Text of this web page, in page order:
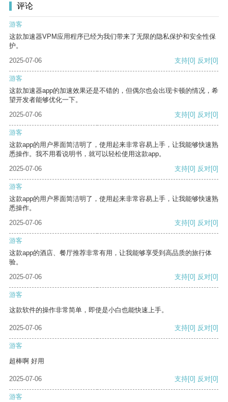
评论
游客
这款加速器VPM应用程序已经为我们带来了无限的隐私保护和安全性保
护。
2025-07-06
支持[0] 反对[0]
游客
这款加速器app的加速效果还是不错的，但偶尔也会出现卡顿的情况，希
望开发者能够优化一下。
2025-07-06
支持[0] 反对[0]
游客
这款app的用户界面简洁明了，使用起来非常容易上手，让我能够快速熟
悉操作。我不用看说明书，就可以轻松使用这款app。
2025-07-06
支持[0] 反对[0]
游客
这款app的用户界面简洁明了，使用起来非常容易上手，让我能够快速熟
悉操作。
2025-07-06
支持[0] 反对[0]
游客
这款app的酒店、餐厅推荐非常有用，让我能够享受到高品质的旅行体
验。
2025-07-06
支持[0] 反对[0]
游客
这款软件的操作非常简单，即使是小白也能快速上手。
2025-07-06 支持[0] 反对[0]
游客
超棒啊 好用
2025-07-06 支持[0] 反对[0]
游客